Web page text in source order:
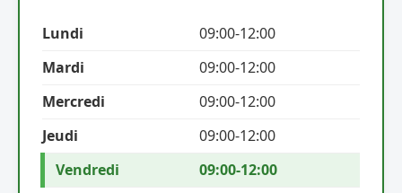
Lundi
09:00-12:00
Mardi
09:00-12:00
Mercredi
09:00-12:00
Jeudi
09:00-12:00
Vendredi
09:00-12:00